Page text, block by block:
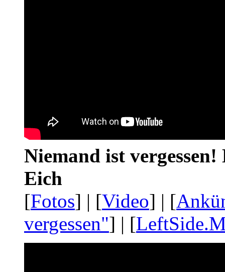
Niemand ist
Eich
[Fotos] | [Video] | [
vergessen"] | [